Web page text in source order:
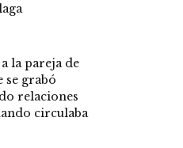
la pareja de
se grabó
relaciones
circulaba